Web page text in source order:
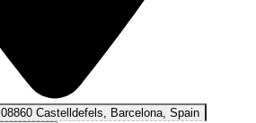
Castelldefels, Barcelona, Spain